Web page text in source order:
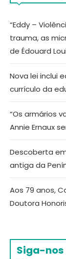
“Eddy –
trauma, as
de Édouard
Nova lei inclui
currículo da
“Os armários
Annie Ernaux
Descoberta
antiga da
Aos 79 anos,
Doutora
Siga-nos